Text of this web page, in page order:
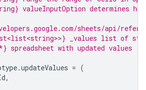
valueInputOption determines
sheets/api/
_values list of
spreadsheet with updated values
.updateValues = (
,